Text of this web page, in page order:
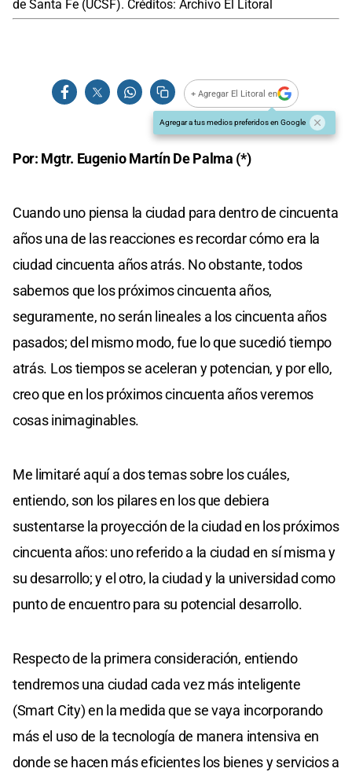
de Santa Fe (UCSF). Créditos: Archivo El Litoral
+ Agregar El Litoral en
Agregar a tus medios preferidos en Google
Por: Mgtr. Eugenio Martín De Palma (*)
Cuando uno piensa la ciudad para dentro de cincuenta
años una de las reacciones es recordar cómo era la
ciudad cincuenta años atrás. No obstante, todos
sabemos que los próximos cincuenta años,
seguramente, no serán lineales a los cincuenta años
pasados; del mismo modo, fue lo que sucedió tiempo
atrás. Los tiempos se aceleran y potencian, y por ello,
creo que en los próximos cincuenta años veremos
cosas inimaginables.
Me limitaré aquí a dos temas sobre los cuáles,
entiendo, son los pilares en los que debiera
sustentarse la proyección de la ciudad en los próximos
cincuenta años: uno referido a la ciudad en sí misma y
su desarrollo; y el otro, la ciudad y la universidad como
punto de encuentro para su potencial desarrollo.
Respecto de la primera consideración, entiendo
tendremos una ciudad cada vez más inteligente
(Smart City) en la medida que se vaya incorporando
más el uso de la tecnología de manera intensiva en
donde se hacen más eficientes los bienes y servicios a